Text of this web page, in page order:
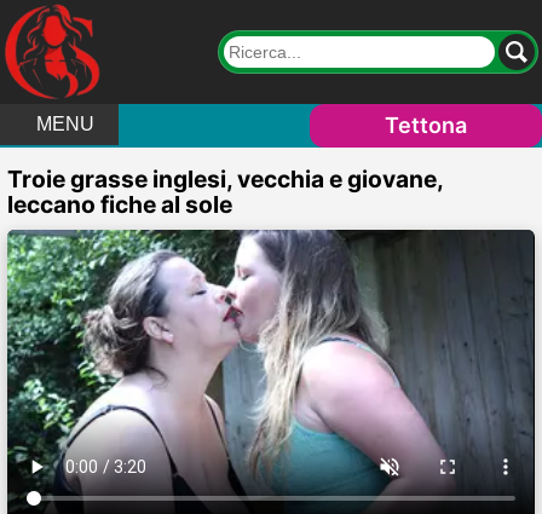
MENU Tettona
Troie grasse inglesi, vecchia e giovane,
leccano fiche al sole